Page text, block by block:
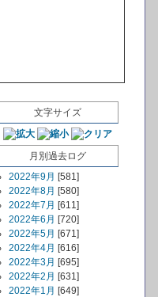
文字サイズ
月別過去ログ
2022年9月 [581]
2022年8月 [580]
2022年7月 [611]
2022年6月 [720]
2022年5月 [671]
2022年4月 [616]
2022年3月 [695]
2022年2月 [631]
2022年1月 [649]